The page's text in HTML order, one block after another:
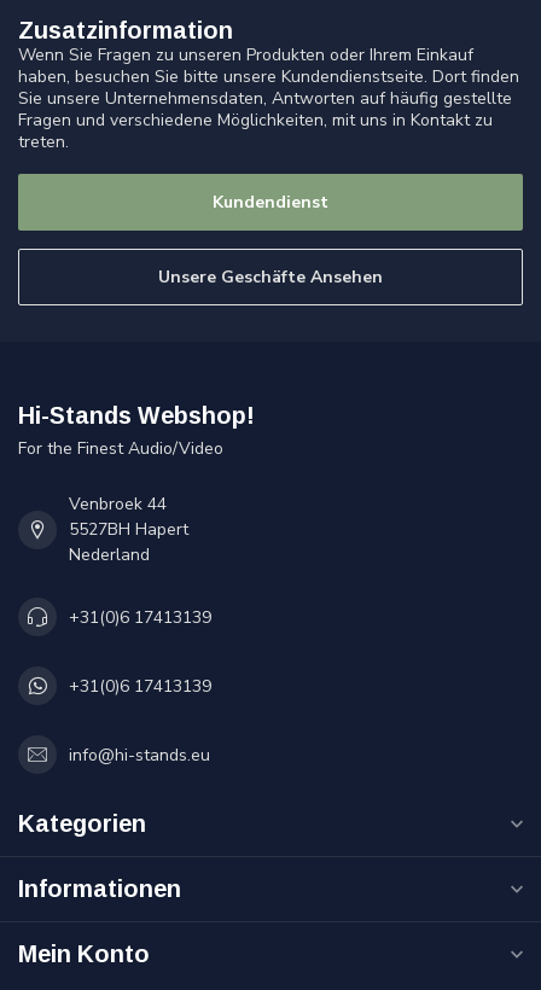
Zusatzinformation
Wenn Sie Fragen zu unseren Produkten oder Ihrem Einkauf
haben, besuchen Sie bitte unsere Kundendienstseite. Dort finden
Sie unsere Unternehmensdaten, Antworten auf häufig gestellte
Fragen und verschiedene Möglichkeiten, mit uns in Kontakt zu
treten.
Kundendienst
Unsere Geschäfte Ansehen
Hi-Stands Webshop!
For the Finest Audio/Video
Venbroek 44
5527BH Hapert
Nederland
+31(0)6 17413139
+31(0)6 17413139
info@hi-stands.eu
Kategorien
Informationen
Mein Konto